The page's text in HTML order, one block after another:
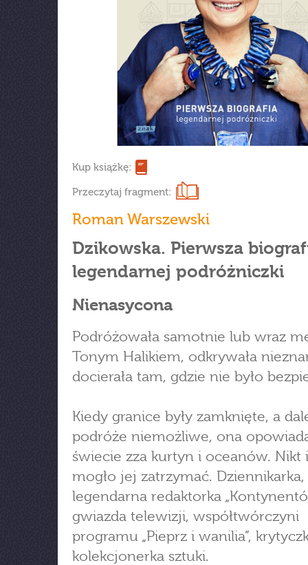
Kup książkę:
Przeczytaj fragment:
Roman Warszewski
Dzikowska. Pierwsza
legendarnej podróżniczki
Nienasycona
Podróżowała samotnie lub wraz
Tonym Halikiem, odkrywała
docierała tam, gdzie nie było
Kiedy granice były zamknięte, a
podróże niemożliwe, ona
świecie zza kurtyn i oceanów. Nikt
mogło jej zatrzymać. Dziennikarka,
legendarna redaktorka
gwiazda telewizji, współtwórczyni
programu „Pieprz i wanilia”,
kolekcjonerka sztuki.